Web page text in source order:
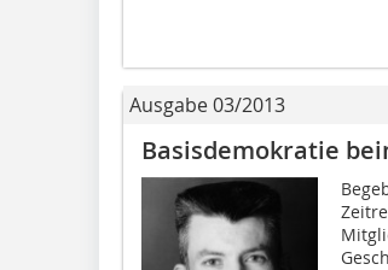
Ausgabe 03/2013
Basisdemokratie